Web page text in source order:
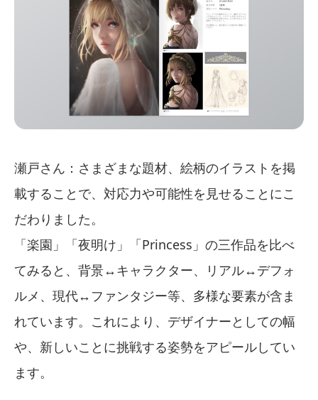
瀬戸さん：さまざまな題材、絵柄のイラストを掲
載することで、対応力や可能性を見せることにこ
だわりました。
「楽園」「夜明け」「Princess」の三作品を比べ
てみると、背景↔キャラクター、リアル↔デフォ
ルメ、現代↔ファンタジー等、多様な要素が含ま
れています。これにより、デザイナーとしての幅
や、新しいことに挑戦する姿勢をアピールしてい
ます。